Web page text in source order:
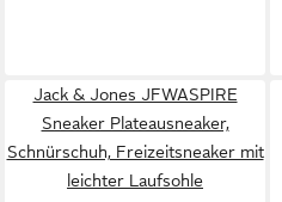
Jack & Jones JFWASPIRE
Sneaker Plateausneaker,
Schnürschuh, Freizeitsneaker mit
leichter Laufsohle